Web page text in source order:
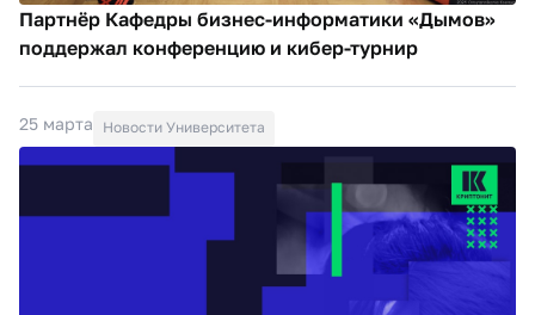
Партнёр Кафедры бизнес-информатики «Дымов»
поддержал конференцию и кибер-турнир
25 марта Новости Университета